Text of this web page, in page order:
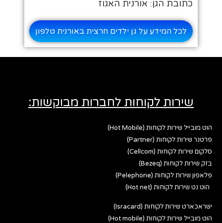
כתובת הגן: אורנית האגוז
לכל המידע על גן ילדים חרצית באורנית טלפון
שירות לקוחות לחברות מבוקשות:
הוט מובייל שירות לקוחות (Hot Mobile)
פרטנר שירות לקוחות (Partner)
סלקום שירות לקוחות (Cellcom)
בזק שירות לקוחות (Bezeq)
פלאפון שירות לקוחות (Pelephone)
הוט נט שירות לקוחות (Hot net)
ישראכארט שירות לקוחות (Isracard)
הוט מובייל שירות לקוחות (Hot mobile)